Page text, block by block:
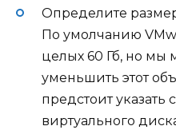
Определите
По умолчанию
целых 60 Гб, но мы
уменьшить этот
предстоит указать
виртуального